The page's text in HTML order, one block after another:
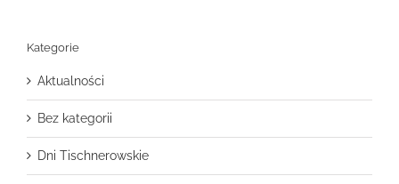
Kategorie
Aktualności
Bez kategorii
Dni Tischnerowskie